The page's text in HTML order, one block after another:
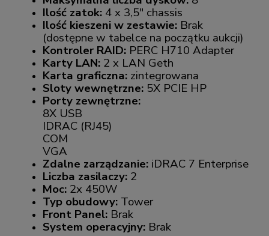
Ilość zatok: 4 x 3,5" chassis
Ilość kieszeni w zestawie: Brak
(dostępne w tabelce na początku aukcji)
Kontroler RAID: PERC H710 Adapter
Karty LAN: 2 x LAN Geth
Karta graficzna: zintegrowana
Sloty wewnętrzne: 5X PCIE HP
Porty zewnętrzne:
8X USB
IDRAC (RJ45)
COM
VGA
Zdalne zarządzanie: iDRAC 7 Enterprise
Liczba zasilaczy: 2
Moc: 2x 450W
Typ obudowy: Tower
Front Panel: Brak
System operacyjny: Brak